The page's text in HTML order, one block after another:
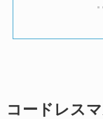
コードレス